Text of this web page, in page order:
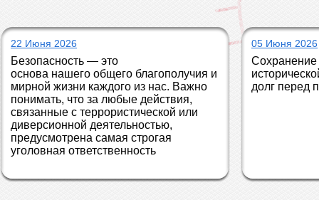
22 Июня 2026
Безопасность — это
основа нашего общего благополучия и
мирной жизни каждого из нас. Важно
понимать, что за любые действия,
связанные с террористической или
диверсионной деятельностью,
предусмотрена самая строгая
уголовная ответственность
05 Июня 2026
Сохранение
долг перед